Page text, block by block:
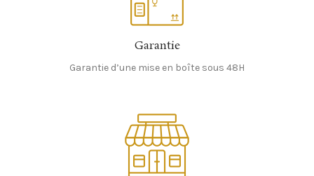
Garantie
Garantie d’une mise en boîte sous 48H